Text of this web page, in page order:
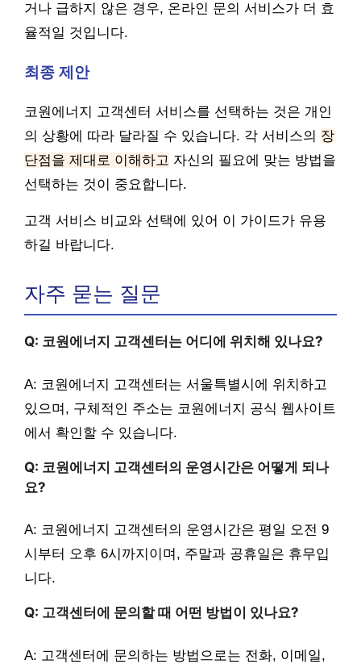
거나 급하지 않은 경우, 온라인 문의 서비스가 더 효
율적일 것입니다.
최종 제안
코원에너지 고객센터 서비스를 선택하는 것은 개인
의 상황에 따라 달라질 수 있습니다. 각 서비스의 장
단점을 제대로 이해하고 자신의 필요에 맞는 방법을
선택하는 것이 중요합니다.
고객 서비스 비교와 선택에 있어 이 가이드가 유용
하길 바랍니다.
자주 묻는 질문
Q: 코원에너지 고객센터는 어디에 위치해 있나요?
A: 코원에너지 고객센터는 서울특별시에 위치하고
있으며, 구체적인 주소는 코원에너지 공식 웹사이트
에서 확인할 수 있습니다.
Q: 코원에너지 고객센터의 운영시간은 어떻게 되나
요?
A: 코원에너지 고객센터의 운영시간은 평일 오전 9
시부터 오후 6시까지이며, 주말과 공휴일은 휴무입
니다.
Q: 고객센터에 문의할 때 어떤 방법이 있나요?
A: 고객센터에 문의하는 방법으로는 전화, 이메일,